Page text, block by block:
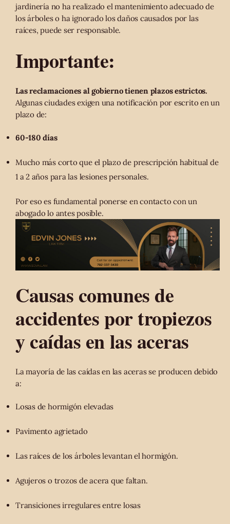
jardinería no ha realizado el mantenimiento adecuado de
los árboles o ha ignorado los daños causados por las
raíces, puede ser responsable.
Importante:
Las reclamaciones al gobierno tienen plazos estrictos.
Algunas ciudades exigen una notificación por escrito en un
plazo de:
60-180 días
Mucho más corto que el plazo de prescripción habitual de
1 a 2 años para las lesiones personales.
Por eso es fundamental ponerse en contacto con un
abogado lo antes posible.
Causas comunes de
accidentes por tropiezos
y caídas en las aceras
La mayoría de las caídas en las aceras se producen debido
a:
Losas de hormigón elevadas
Pavimento agrietado
Las raíces de los árboles levantan el hormigón.
Agujeros o trozos de acera que faltan.
Transiciones irregulares entre losas